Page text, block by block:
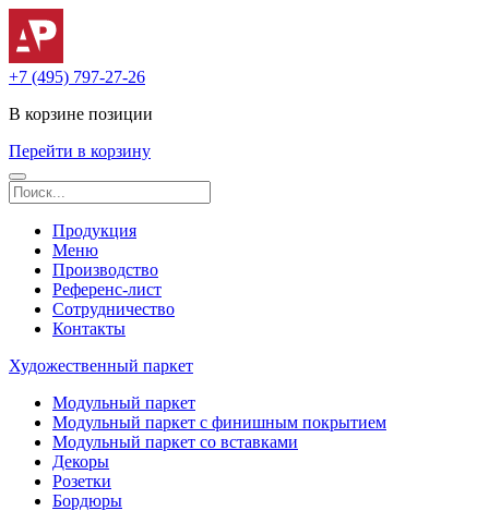
+7 (495) 797-27-26
В корзине позиции
Перейти в корзину
Продукция
Меню
Производство
Референс-лист
Сотрудничество
Контакты
Художественный паркет
Модульный паркет
Модульный паркет с финишным покрытием
Модульный паркет со вставками
Декоры
Розетки
Бордюры